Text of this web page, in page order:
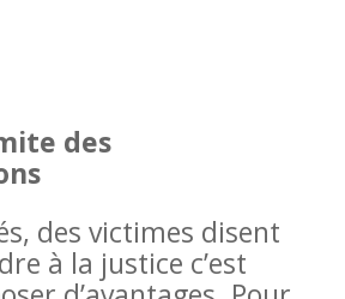
des
des victimes disent
à la justice c’est